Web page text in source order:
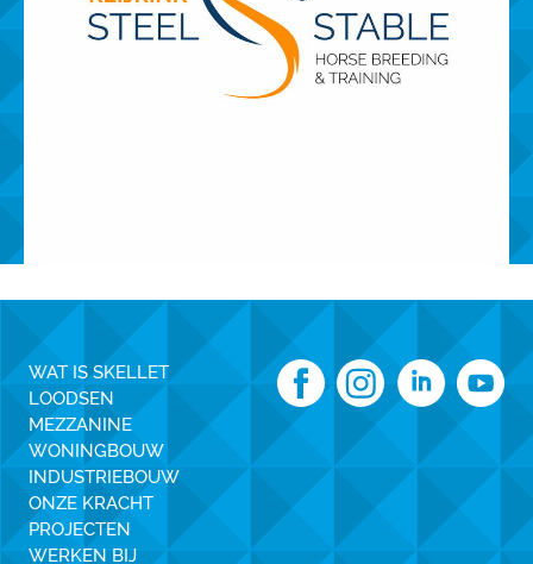
WAT IS SKELLET
LOODSEN
MEZZANINE
WONINGBOUW
INDUSTRIEBOUW
ONZE KRACHT
PROJECTEN
WERKEN BIJ